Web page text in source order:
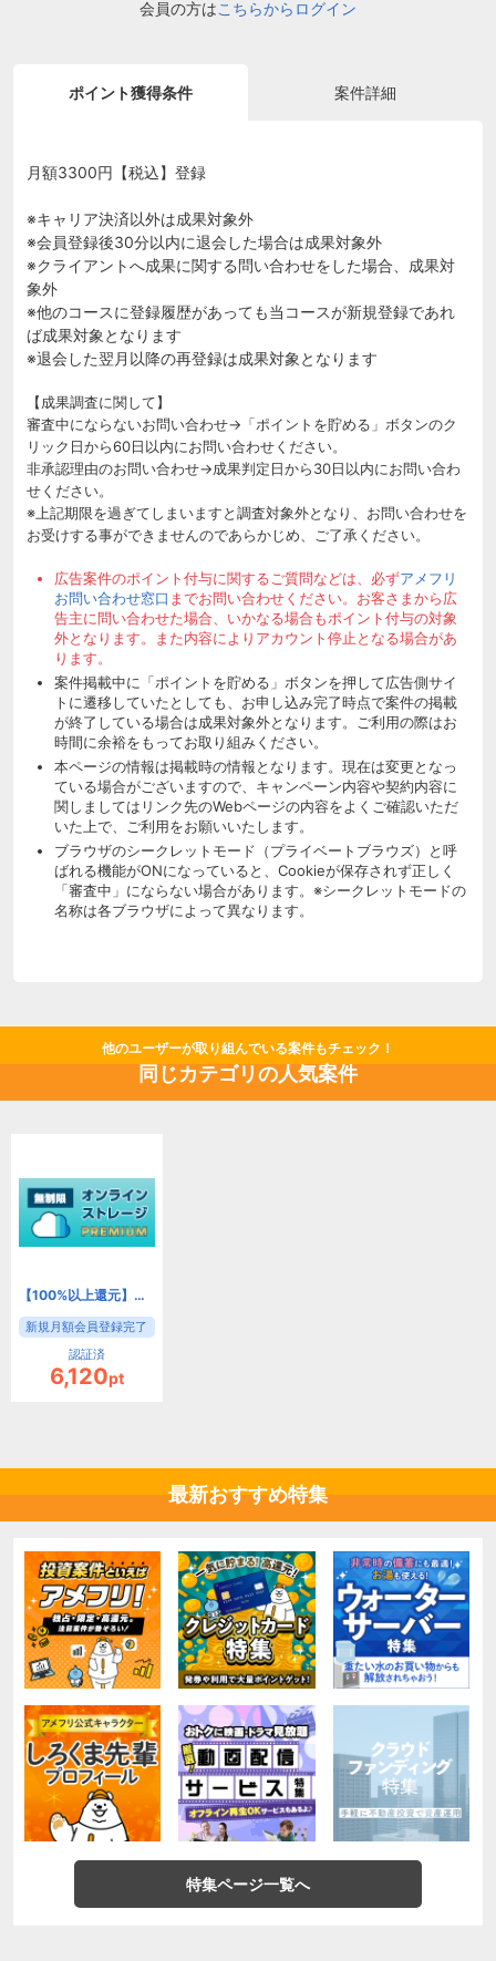
会員の方はこちらからログイン
ポイント獲得条件 案件詳細
月額3300円【税込】登録
※キャリア決済以外は成果対象外
※会員登録後30分以内に退会した場合は成果対象外
※クライアントへ成果に関する問い合わせをした場合、成果対
象外
※他のコースに登録履歴があっても当コースが新規登録であれ
ば成果対象となります
※退会した翌月以降の再登録は成果対象となります
【成果調査に関して】
審査中にならないお問い合わせ→「ポイントを貯める」ボタンのク
リック日から60日以内にお問い合わせください。
非承認理由のお問い合わせ→成果判定日から30日以内にお問い合わ
せください。
※上記期限を過ぎてしまいますと調査対象外となり、お問い合わせを
お受けする事ができませんのであらかじめ、ご了承ください。
広告案件のポイント付与に関するご質問などは、必ずアメフリ
お問い合わせ窓口 までお問い合わせください。お客さまから広
告主に問い合わせた場合、いかなる場合もポイント付与の対象
外となります。また内容によりアカウント停止となる場合があ
ります。
案件掲載中に「ポイントを貯める」ボタンを押して広告側サイ
トに遷移していたとしても、お申し込み完了時点で案件の掲載
が終了している場合は成果対象外となります。ご利用の際はお
時間に余裕をもってお取り組みください。
本ページの情報は掲載時の情報となります。現在は変更となっ
ている場合がございますので、キャンペーン内容や契約内容に
関しましてはリンク先のWebページの内容をよくご確認いただ
いた上で、ご利用をお願いいたします。
ブラウザのシークレットモード（プライベートブラウズ）と呼
ばれる機能がONになっていると、Cookieが保存されず正しく
「審査中」にならない場合があります。※シークレットモードの
名称は各ブラウザによって異なります。
他のユーザーが取り組んでいる案件もチェック！
同じカテゴリの人気案件
【100%以上還元】HOZONプレミアム[550円コース]
新規月額会員登録完了
認証済
6,120pt
最新おすすめ特集
特集ページ一覧へ